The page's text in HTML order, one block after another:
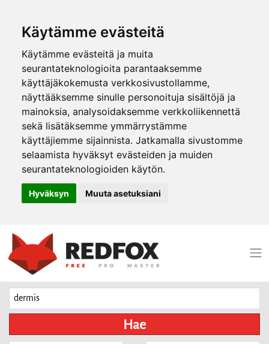
Käytämme evästeitä
Käytämme evästeitä ja muita
seurantateknologioita parantaaksemme
käyttäjäkokemusta verkkosivustollamme,
näyttääksemme sinulle personoituja sisältöjä ja
mainoksia, analysoidaksemme verkkoliikennettä
sekä lisätäksemme ymmärrystämme
käyttäjiemme sijainnista. Jatkamalla sivustomme
selaamista hyväksyt evästeiden ja muiden
seurantateknologioiden käytön.
Hyväksyn Muuta asetuksiani
Hae